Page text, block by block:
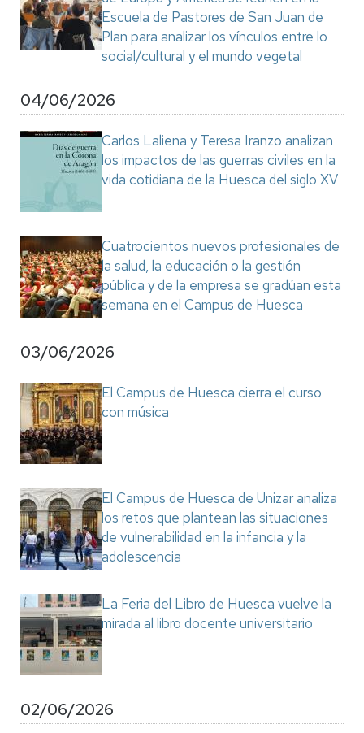
Escuela de Pastores de San Juan de
Plan para analizar los vínculos entre lo
social/cultural y el mundo vegetal
04/06/2026
Carlos Laliena y Teresa Iranzo analizan
los impactos de las guerras civiles en la
vida cotidiana de la Huesca del siglo XV
Cuatrocientos nuevos profesionales de
la salud, la educación o la gestión
pública y de la empresa se gradúan esta
semana en el Campus de Huesca
03/06/2026
El Campus de Huesca cierra el curso
con música
El Campus de Huesca de Unizar analiza
los retos que plantean las situaciones
de vulnerabilidad en la infancia y la
adolescencia
La Feria del Libro de Huesca vuelve la
mirada al libro docente universitario
02/06/2026